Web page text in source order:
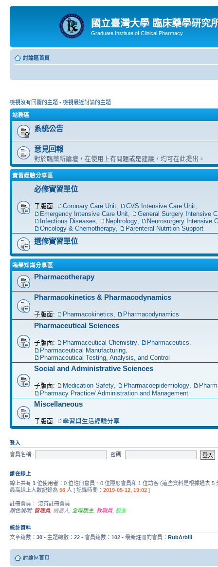
國立臺灣大學 臨床藥學研究
Graduate Institute of Clinical Pharmacy
討論區首頁
檢視沒有回覆的主題 • 檢視最近討論的主題
站務區
系統公告
意見回報
對於臨藥所論壇，在使用上有問題或是建議，均可在此提出。
實習經驗分享區
必修實習單位
子版面: Coronary Care Unit, CVS Intensive Care Unit,
Emergency Intensive Care Unit,
General Surgery Intensive
Infectious Diseases, Nephrology,
Neurosurgery Intensive
Oncology & Chemotherapy, Parenteral Nutrition Support
選修實習單位
臨藥知識分享區
Pharmacotherapy
Pharmacokinetics & Pharmacodynamics
子版面: Pharmacokinetics, Pharmacodynamics
Pharmaceutical Sciences
子版面: Pharmaceutical Chemistry, Pharmaceutics,
Pharmaceutical Manufacturing,
Pharmaceutical Testing, Analysis, and Control
Social and Administrative Sciences
子版面: Medication Safety, Pharmacoepidemiology,
Pharmacy Practice/ Administration and Management
Miscellaneous
子版面: 學習與生活經驗分享
登入
會員名稱:
密碼:
誰在線上
線上共有 1 位使用者：0 位註冊會員、0 位隱形會員和 1 位訪客 (這些資料是根據過去 5
最高線上人數記錄為 56 人 [ 記錄時間： 2019-05-12, 19:02 ]
註冊會員： 沒有註冊會員
顏色說明: 管理員 機器人 全域版主, 教職員 校友
統計資料
文章總數： 30 • 主題總數： 22 • 會員總數： 102 • 最新註冊的會員： RubArbili
討論區首頁